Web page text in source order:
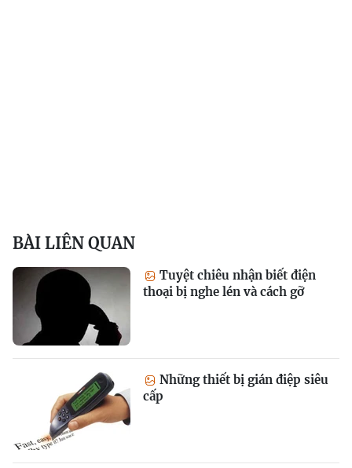
BÀI LIÊN QUAN
Tuyệt chiêu nhận biết điện
thoại bị nghe lén và cách gỡ
Những thiết bị gián điệp siêu
cấp